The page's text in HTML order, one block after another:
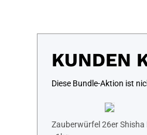
KUNDEN
Diese Bundle-Aktion ist
Zauberwürfel 26er Shisha